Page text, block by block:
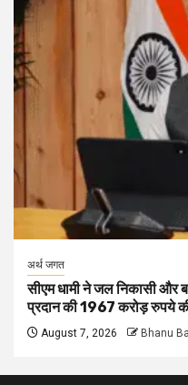
अर्थ जगत
सीएम धामी ने जल निकासी और
प्रदान की 1967 करोड़ रुपये की
August 7, 2026 Bhanu